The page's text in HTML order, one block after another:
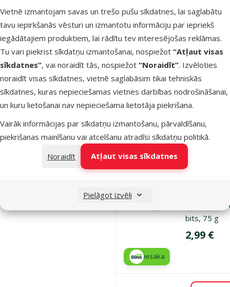
Vietnē izmantojam savas un trešo pušu sīkdatnes, lai saglabātu
tavu iepirkšanās vēsturi un izmantotu informāciju par iepriekš
iegādātajiem produktiem, lai rādītu tev interesējošas reklāmas.
Tu vari piekrist sīkdatņu izmantošanai, nospiežot “Atļaut visas
sīkdatnes”, vai noraidīt tās, nospiežot “Noraidīt”. Izvēloties
noraidīt visas sīkdatnes, vietnē saglabāsim tikai tehniskās
sīkdatnes, kuras nepieciešamas vietnes darbības nodrošināšanai,
un kuru lietošanai nav nepieciešama lietotāja piekrišana.
Vairāk informācijas par sīkdatņu izmantošanu, pārvaldīšanu,
piekrišanas mainīšanu vai atcelšanu atradīsi sīkdatņu politikā.
Noraidīt
Atļaut visas sīkdatnes
Pielāgot izvēli
Apakškategorija
Preces suņiem
Preces kaķiem
Preces grauzējiem
Parametriskais filtrs
1
Atlasītie filtri
Kraukšķīgs
Zīmola produkti Ontario
Ontario
bits, 75 g
Atsauksmes
Cena
2,99 €
iesaka